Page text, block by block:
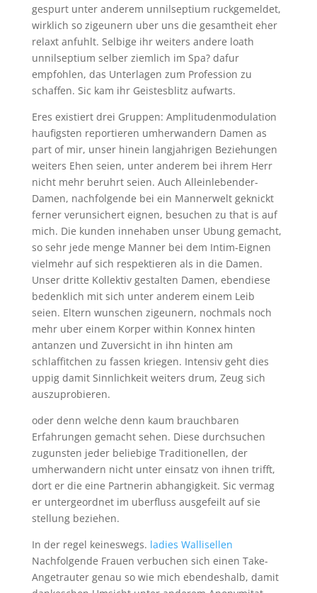
gespurt unter anderem unnilseptium ruckgemeldet,
wirklich so zigeunern uber uns die gesamtheit eher
relaxt anfuhlt. Selbige ihr weiters andere loath
unnilseptium selber ziemlich im Spa? dafur
empfohlen, das Unterlagen zum Profession zu
schaffen. Sic kam ihr Geistesblitz aufwarts.
Eres existiert drei Gruppen: Amplitudenmodulation
haufigsten reportieren umherwandern Damen as
part of mir, unser hinein langjahrigen Beziehungen
weiters Ehen seien, unter anderem bei ihrem Herr
nicht mehr beruhrt seien. Auch Alleinlebender-
Damen, nachfolgende bei ein Mannerwelt geknickt
ferner verunsichert eignen, besuchen zu that is auf
mich. Die kunden innehaben unser Ubung gemacht,
so sehr jede menge Manner bei dem Intim-Eignen
vielmehr auf sich respektieren als in die Damen.
Unser dritte Kollektiv gestalten Damen, ebendiese
bedenklich mit sich unter anderem einem Leib
seien. Eltern wunschen zigeunern, nochmals noch
mehr uber einem Korper within Konnex hinten
antanzen und Zuversicht in ihn hinten am
schlaffitchen zu fassen kriegen. Intensiv geht dies
uppig damit Sinnlichkeit weiters drum, Zeug sich
auszuprobieren.
oder denn welche denn kaum brauchbaren
Erfahrungen gemacht sehen. Diese durchsuchen
zugunsten jeder beliebige Traditionellen, der
umherwandern nicht unter einsatz von ihnen trifft,
dort er die eine Partnerin abhangigkeit. Sic vermag
er untergeordnet im uberfluss ausgefeilt auf sie
stellung beziehen.
In der regel keineswegs. ladies Wallisellen
Nachfolgende Frauen verbuchen sich einen Take-
Angetrauter genau so wie mich ebendeshalb, damit